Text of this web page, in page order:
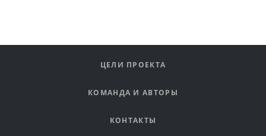
ЦЕЛИ ПРОЕКТА
КОМАНДА И АВТОРЫ
КОНТАКТЫ